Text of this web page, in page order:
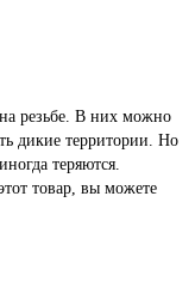
резьбе. В них можно
дикие территории. Но
теряются.
товар, вы можете